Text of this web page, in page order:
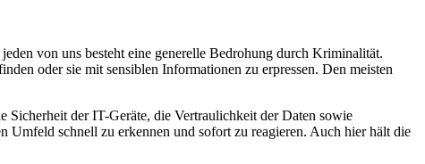
von uns besteht eine generelle Bedrohung durch Kriminalität.
oder sie mit sensiblen Informationen zu erpressen. Den meisten
Sicherheit der IT-Geräte, die Vertraulichkeit der Daten sowie
schnell zu erkennen und sofort zu reagieren. Auch hier hält die